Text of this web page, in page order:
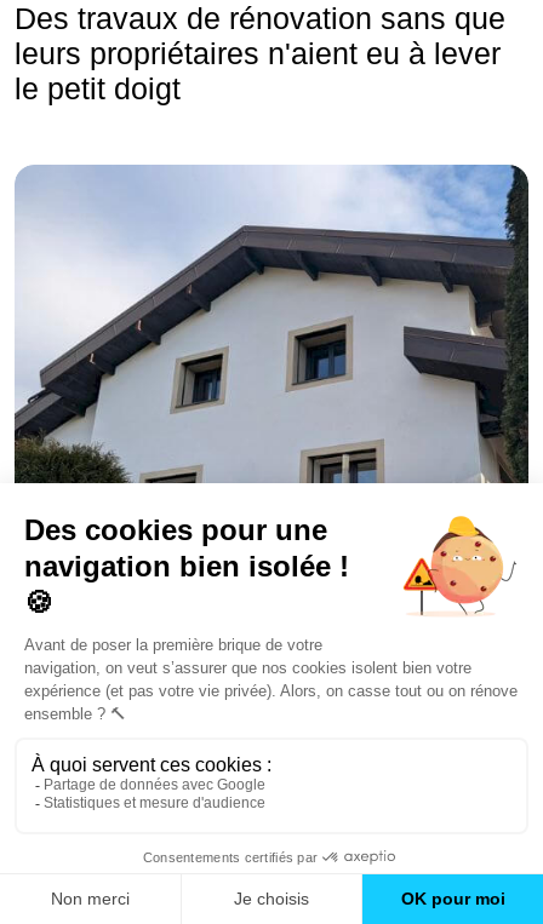
Des travaux de rénovation sans que
leurs propriétaires n'aient eu à lever
le petit doigt
Un projet de rénovation énergétique globale de
Budget : 180 000 €